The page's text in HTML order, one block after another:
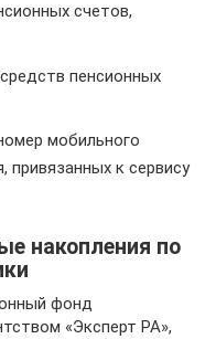
счетов,
пенсионных
мобильного
привязанных к сервису
накопления по
фонд
«Эксперт РА»,